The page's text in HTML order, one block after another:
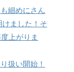
細めにさん
けました！そ
上がりま
扱い開始！